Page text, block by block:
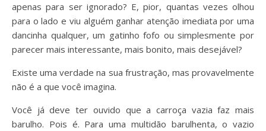
apenas para ser ignorado? E, pior, quantas vezes olhou
para o lado e viu alguém ganhar atenção imediata por uma
dancinha qualquer, um gatinho fofo ou simplesmente por
parecer mais interessante, mais bonito, mais desejável?
Existe uma verdade na sua frustração, mas provavelmente
não é a que você imagina.
Você já deve ter ouvido que a carroça vazia faz mais
barulho. Pois é. Para uma multidão barulhenta, o vazio